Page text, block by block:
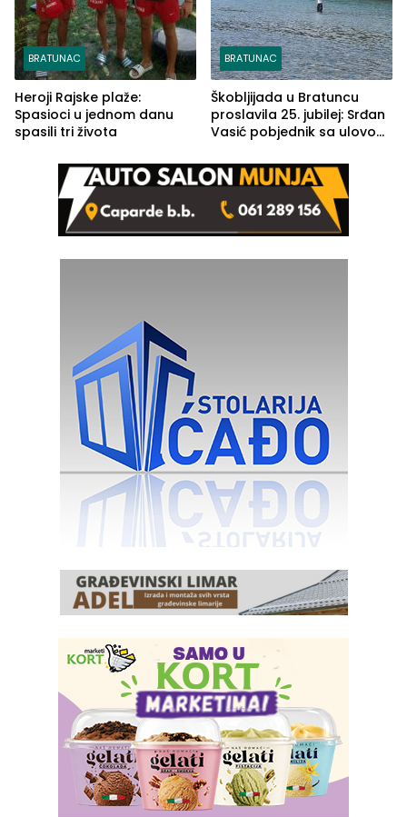
BRATUNAC
Heroji Rajske plaže:
Spasioci u jednom danu
spasili tri života
BRATUNAC
Škobljijada u Bratuncu
proslavila 25. jubilej: Srđan
Vasić pobjednik sa ulovom